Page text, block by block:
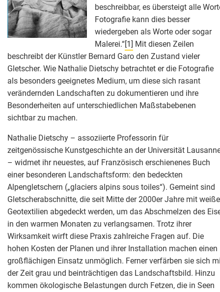
beschreibbar, es übersteigt alle
Fotografie kann dies besser
wiedergeben als Worte oder sogar
Malerei.“[1] Mit diesen Zeilen
beschreibt der Künstler Bernard Garo den Zustand vieler
Gletscher. Wie Nathalie Dietschy betrachtet er die Fotografie
als besonders geeignetes Medium, um diese sich rasant
verändernden Landschaften zu dokumentieren und ihre
Besonderheiten auf unterschiedlichen Maßstabebenen
sichtbar zu machen.
Nathalie Dietschy – assoziierte Professorin für
zeitgenössische Kunstgeschichte an der Universität
– widmet ihr neuestes, auf Französisch erschienenes Buch
einer besonderen Landschaftsform: den bedeckten
Alpengletschern („glaciers alpins sous toiles“). Gemeint sind
Gletscherabschnitte, die seit Mitte der 2000er Jahre mit
Geotextilien abgedeckt werden, um das Abschmelzen des
in den warmen Monaten zu verlangsamen. Trotz ihrer
Wirksamkeit wirft diese Praxis zahlreiche Fragen auf. Die
hohen Kosten der Planen und ihrer Installation machen einen
großflächigen Einsatz unmöglich. Ferner verfärben sie sich
der Zeit grau und beinträchtigen das Landschaftsbild. Hinzu
kommen ökologische Belastungen durch Fetzen, die in Seen